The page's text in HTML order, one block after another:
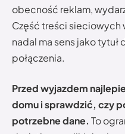
obecność reklam,
Część treści sieciowych
nadal ma sens jako
połączenia.
Przed wyjazdem
domu i sprawdzić, czy
potrzebne dane. To